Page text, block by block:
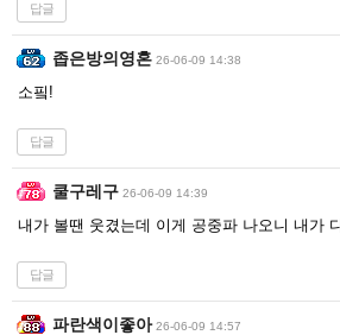
답글
좁은방의영혼 26-06-09 14:38
소핔!
답글
쿨구레구 26-06-09 14:39
내가 볼땐 웃겼는데 이게 공중파 나오니 내가
답글
파란색이좋아 26-06-09 14:57